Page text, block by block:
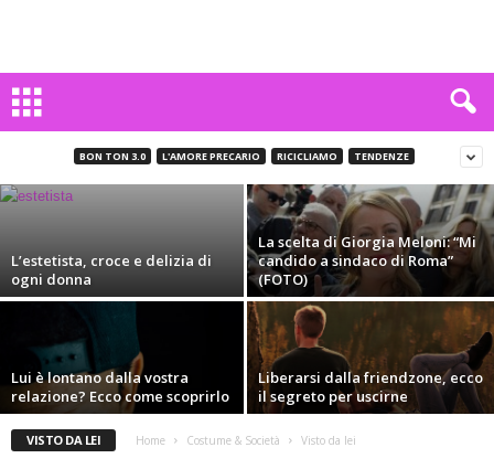
BON TON 3.0 L'AMORE PRECARIO RICICLIAMO TENDENZE
I momenti durante il ciclo mestruale che un
uomo non potrà mai capire (FOTO)
Carlo Mattiani - 10 Marzo 2016
L’estetista, croce e delizia di
ogni donna
La scelta di Giorgia Meloni: “Mi
candido a sindaco di Roma”
(FOTO)
Lui è lontano dalla vostra
relazione? Ecco come scoprirlo
Liberarsi dalla friendzone, ecco
il segreto per uscirne
VISTO DA LEI Home Costume & Società Visto da lei